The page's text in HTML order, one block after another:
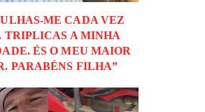
ME CADA VEZ
TRIPLICAS A MINHA
ÉS O MEU MAIOR
PARABÉNS FILHA”